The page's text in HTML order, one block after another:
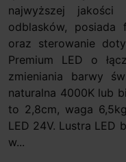
najwyższej jakości
odblasków, posiada
oraz sterowanie
Premium LED o
zmieniania barwy
naturalna 4000K lub
to 2,8cm, waga
LED 24V. Lustra LED
w...